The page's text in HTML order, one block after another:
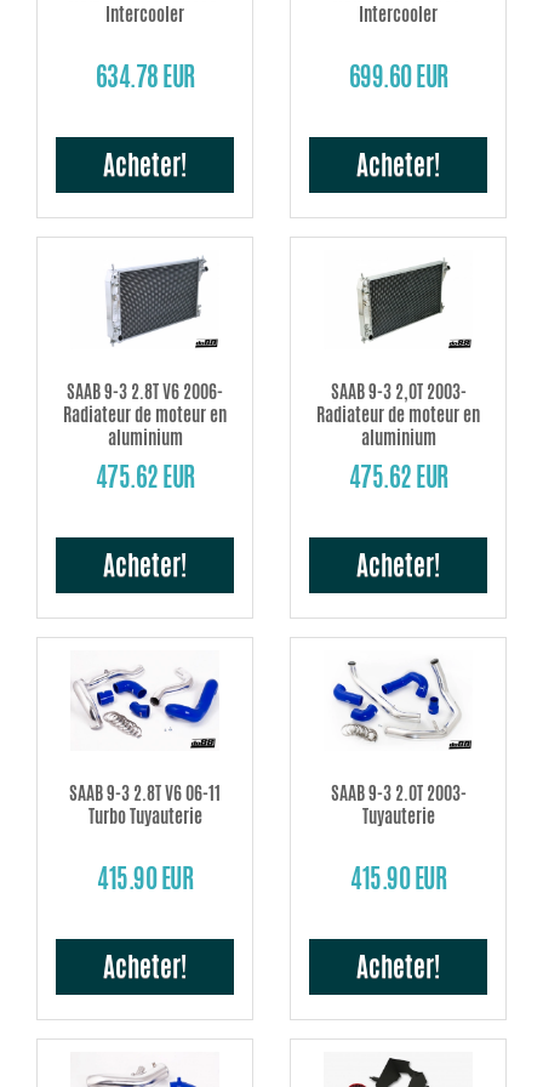
Intercooler
634.78 EUR
Acheter!
Intercooler
699.60 EUR
Acheter!
SAAB 9-3 2.8T V6 2006-
Radiateur de moteur en
aluminium
475.62 EUR
Acheter!
SAAB 9-3 2,0T 2003-
Radiateur de moteur en
aluminium
475.62 EUR
Acheter!
SAAB 9-3 2.8T V6 06-11
Turbo Tuyauterie
415.90 EUR
Acheter!
SAAB 9-3 2.0T 2003-
Tuyauterie
415.90 EUR
Acheter!